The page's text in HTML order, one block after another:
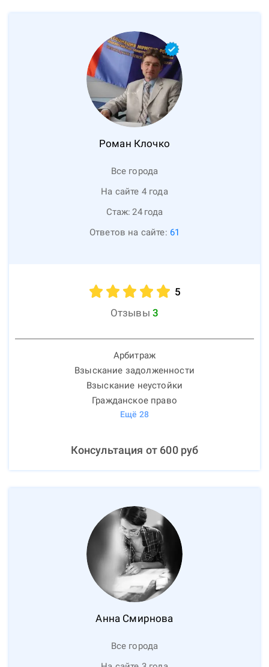
Роман Клочко
Все города
На сайте 4 года
Стаж: 24 года
Ответов на сайте: 61
5
Отзывы 3
Арбитраж
Взыскание задолженности
Взыскание неустойки
Гражданское право
Ещё 28
Консультация от 600руб
Анна Смирнова
Все города